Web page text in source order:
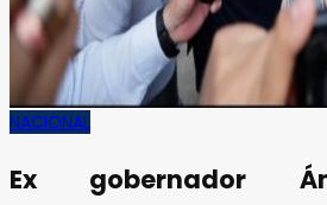
NACIONAL
Ex gobernador